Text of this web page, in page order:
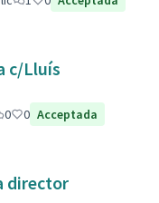
c/Lluís
0 0 Acceptada
director